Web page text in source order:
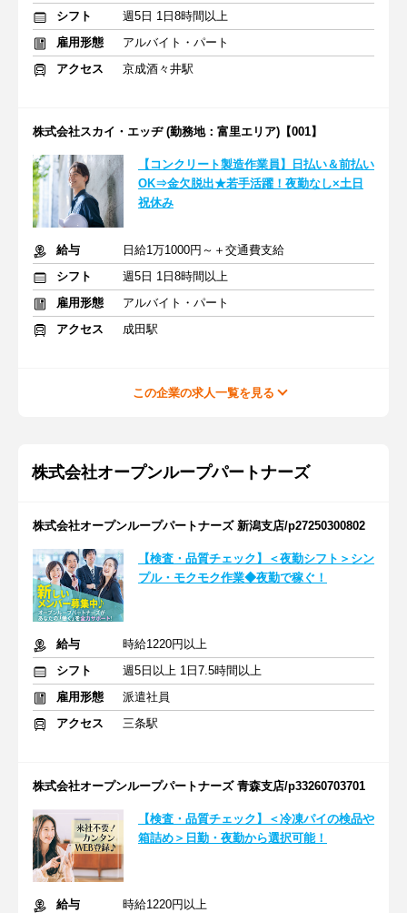
シフト
週5日 1日8時間以上
雇用形態
アルバイト・パート
アクセス
京成酒々井駅
株式会社スカイ・エッヂ (勤務地：富里エリア)【001】
【コンクリート製造作業員】日払い＆前払い
OK⇒金欠脱出★若手活躍！夜勤なし×土日
祝休み
給与
日給1万1000円～＋交通費支給
シフト
週5日 1日8時間以上
雇用形態
アルバイト・パート
アクセス
成田駅
この企業の求人一覧を見る
株式会社オープンループパートナーズ
株式会社オープンループパートナーズ 新潟支店/p27250300802
【検査・品質チェック】＜夜勤シフト＞シン
プル・モクモク作業◆夜勤で稼ぐ！
給与
時給1220円以上
シフト
週5日以上 1日7.5時間以上
雇用形態
派遣社員
アクセス
三条駅
株式会社オープンループパートナーズ 青森支店/p33260703701
【検査・品質チェック】＜冷凍パイの検品や
箱詰め＞日勤・夜勤から選択可能！
給与
時給1220円以上